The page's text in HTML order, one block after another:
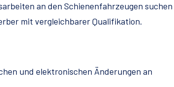
an den Schienenfahrzeugen suchen
mit vergleichbarer Qualifikation.
und elektronischen Änderungen an